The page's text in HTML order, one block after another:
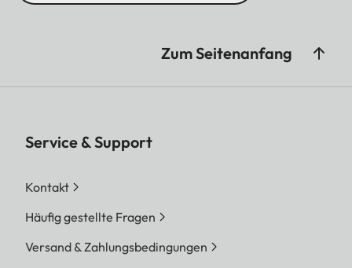
Zum Seitenanfang
Service & Support
Kontakt
Häufig gestellte Fragen
Versand & Zahlungsbedingungen